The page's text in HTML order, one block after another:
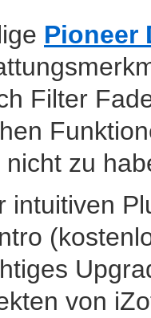
Pioneer
Filter
nicht zu
intuitiven
von